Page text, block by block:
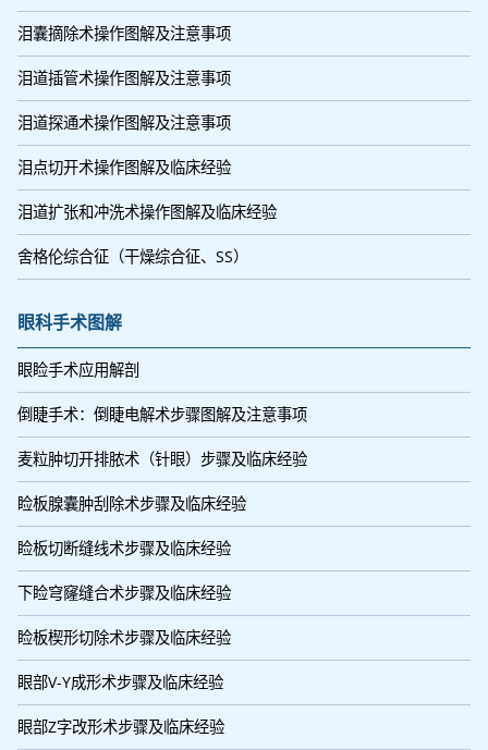
泪囊摘除术操作图解及注意事项
泪道插管术操作图解及注意事项
泪道探通术操作图解及注意事项
泪点切开术操作图解及临床经验
泪道扩张和冲洗术操作图解及临床经验
舍格伦综合征（干燥综合征、SS）
眼科手术图解
眼睑手术应用解剖
倒睫手术：倒睫电解术步骤图解及注意事项
麦粒肿切开排脓术（针眼）步骤及临床经验
睑板腺囊肿刮除术步骤及临床经验
睑板切断缝线术步骤及临床经验
下睑穹窿缝合术步骤及临床经验
睑板楔形切除术步骤及临床经验
眼部V-Y成形术步骤及临床经验
眼部Z字改形术步骤及临床经验